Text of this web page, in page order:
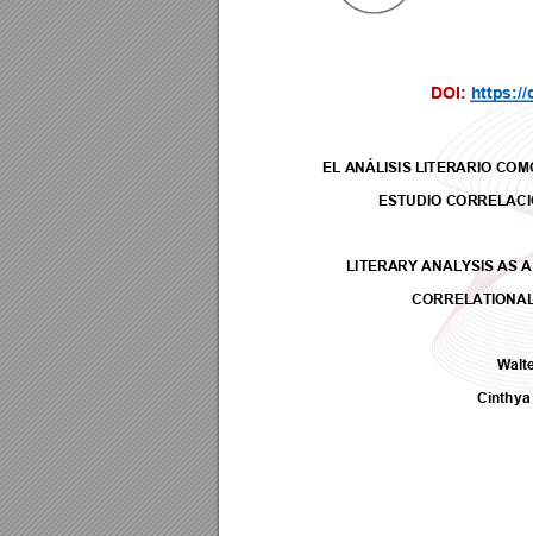
DOI: https://
EL ANÁLISIS LITERARIO
ESTUDIO
LITERARY ANALYSIS AS A
Cinthya